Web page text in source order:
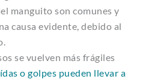
manguito son comunes y
causa evidente, debido al
se vuelven más frágiles
o golpes pueden llevar a